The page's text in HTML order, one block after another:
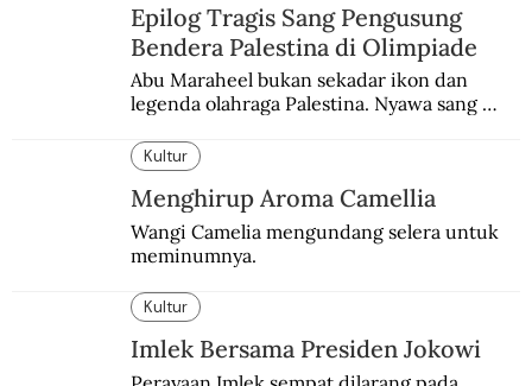
Epilog Tragis Sang Pengusung
Bendera Palestina di Olimpiade
Abu Maraheel bukan sekadar ikon dan
legenda olahraga Palestina. Nyawa sang
memblokade Rafah.
Kultur
Menghirup Aroma Camellia
Wangi Camelia mengundang selera untuk
meminumnya.
Kultur
Imlek Bersama Presiden Jokowi